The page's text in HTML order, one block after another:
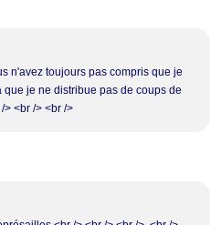
n'avez toujours pas compris que je
je ne distribue pas de coups de
<br /> <br />